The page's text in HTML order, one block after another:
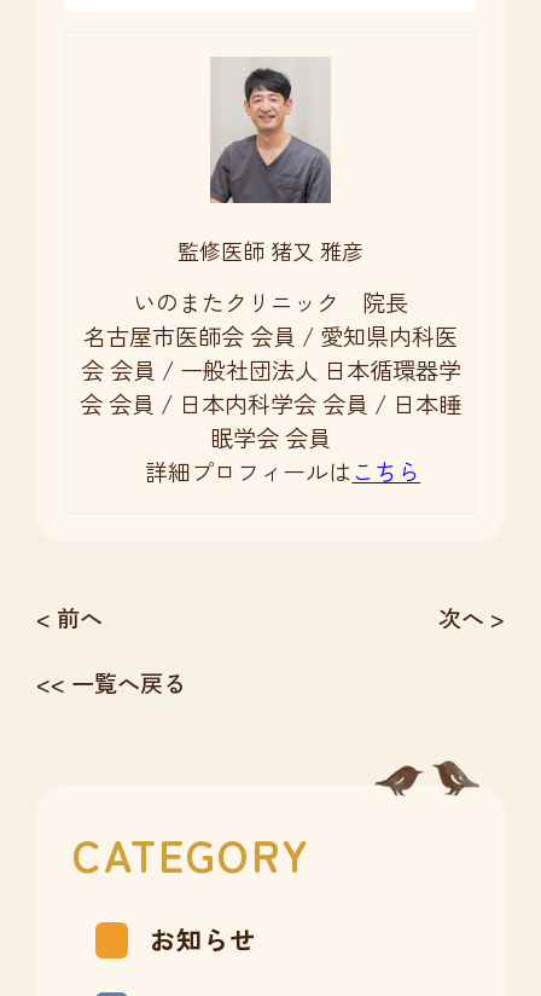
監修医師 猪又 雅彦
いのまたクリニック 院長
名古屋市医師会 会員 / 愛知県内科医
会 会員 / 一般社団法人 日本循環器学
会 会員 / 日本内科学会 会員 / 日本睡
眠学会 会員
詳細プロフィールはこちら
< 前へ
次へ >
<< 一覧へ戻る
CATEGORY
お知らせ